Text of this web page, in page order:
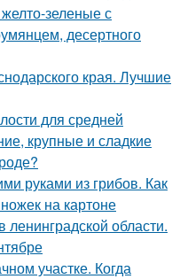
зеленые с
десертного
края. Лучшие
для средней
крупные и сладкие
руками из грибов. Как
на картоне
области.
участке. Когда